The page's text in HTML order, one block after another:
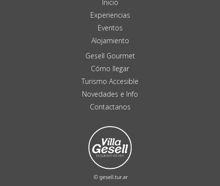
Inicio
Experiencias
Eventos
Alojamiento
Gesell Gourmet
Cómo llegar
Turismo Accesible
Novedades e Info
Contactanos